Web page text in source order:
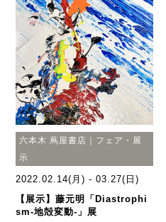
六本木 蔦屋書店｜フェア・展
示
2022.02.14(月) - 03.27(日)
【展示】藤元明「Diastrophi
sm-地殻変動-」展